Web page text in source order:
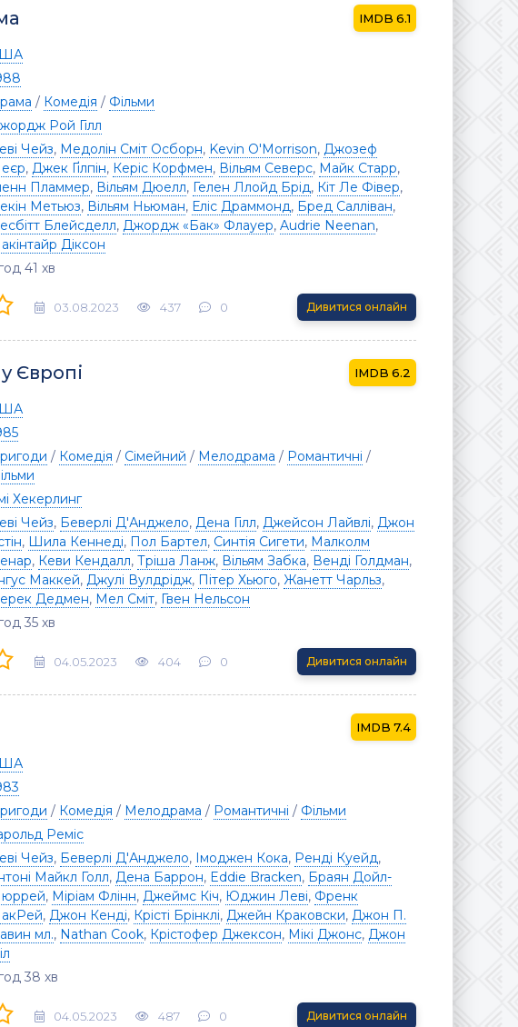
6.1
/ Комедія / Фільми
Рой Гілл
Чейз, Медолін Сміт Осборн, Kevin O'Morrison, Джозеф
, Джек Ґілпін, Керіс Корфмен, Вільям Северс, Майк Старр,
Пламмер, Вільям Дюелл, Гелен Ллойд Брід, Кіт Ле Фівер,
Метьюз, Вільям Ньюман, Еліс Драммонд, Бред Салліван,
Блейсделл, Джордж «Бак» Флауер, Audrie Neenan,
Діксон
41 хв
03.08.2023 437 0 Дивитися онлайн
Європі 6.2
/ Комедія / Сімейний / Мелодрама / Романтичні /
Хекерлинг
Чейз, Беверлі Д'Анджело, Дена Гілл, Джейсон Лайвлі, Джон
, Шила Кеннеді, Пол Бартел, Синтія Сигети, Малколм
, Кеви Кендалл, Тріша Ланж, Вільям Забка, Венді Голдман,
Маккей, Джулі Вулдрідж, Пітер Хьюго, Жанетт Чарльз,
Дедмен, Мел Сміт, Гвен Нельсон
35 хв
04.05.2023 404 0 Дивитися онлайн
7.4
/ Комедія / Мелодрама / Романтичні / Фільми
Реміс
Чейз, Беверлі Д'Анджело, Імоджен Кока, Ренді Куейд,
Майкл Голл, Дена Баррон, Eddie Bracken, Браян Дойл-
, Міріам Флінн, Джеймс Кіч, Юджин Леві, Френк
, Джон Кенді, Крісті Брінклі, Джейн Краковски, Джон П.
мл., Nathan Cook, Крістофер Джексон, Мікі Джонс, Джон
38 хв
04.05.2023 487 0 Дивитися онлайн